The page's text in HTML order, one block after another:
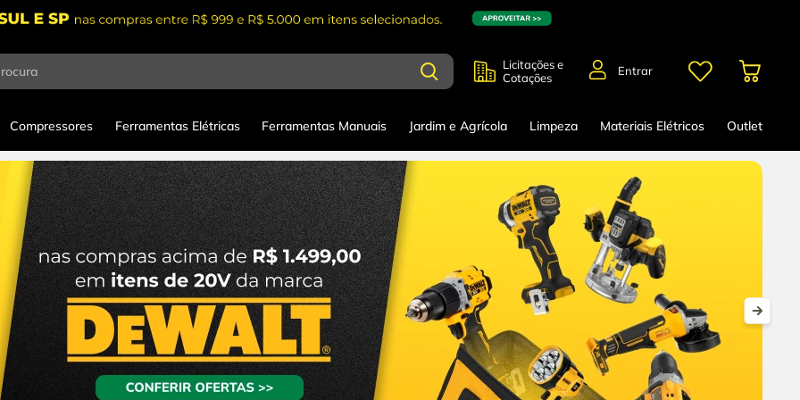
Licitações e
Cotações
Entrar
Compressores Ferramentas Elétricas Ferramentas Manuais Jardim e Agrícola Limpeza Materiais Elétricos Outlet